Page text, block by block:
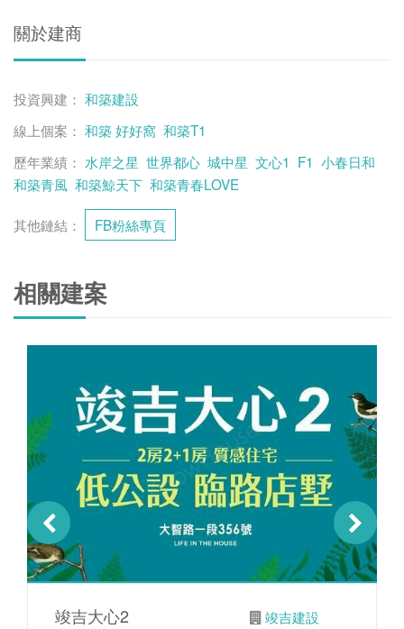
關於建商
投資興建： 和築建設
線上個案： 和築 好好窩 和築T1
歷年業績： 水岸之星 世界都心 城中星 文心1 F1 小春日和
和築青風 和築鯨天下 和築青春LOVE
其他鏈結： FB粉絲專頁
相關建案
竣吉大心2
竣吉建設